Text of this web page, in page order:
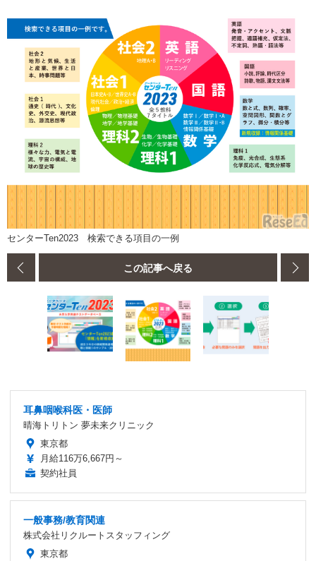
センターTen2023 検索できる項目の一例
この記事へ戻る
耳鼻咽喉科医・医師
晴海トリトン 夢未来クリニック
東京都
月給116万6,667円～
契約社員
一般事務/教育関連
株式会社リクルートスタッフィング
東京都